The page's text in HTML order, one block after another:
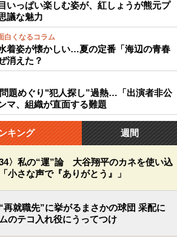
いっぱい楽しむ姿が、紅しょうが熊元プ
議な魅力
白くなるコラム
着姿が懐かしい…夏の定番「海辺の青春
消えた？
題めぐり"犯人探し”過熱…「出演者非公
マ、組織が直面する難題
キング 週間
〉私の“運”論 大谷翔平のカネを使い込
小さな声で『ありがとう』」
再就職先”に挙がるまさかの球団 采配に
のテコ入れ役にうってつけ